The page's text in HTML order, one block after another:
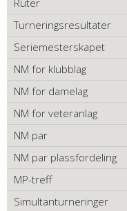
Ruter
Turneringsresultater
Seriemesterskapet
NM for klubblag
NM for damelag
NM for veteranlag
NM par
NM par plassfordeling
MP-treff
Simultanturneringer